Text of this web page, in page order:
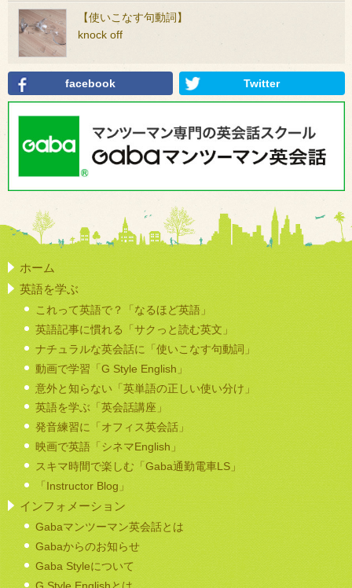
【使いこなす句動詞】
knock off
facebook Twitter
ホーム
英語を学ぶ
これって英語で？「なるほど英語」
英語記事に慣れる「サクっと読む英文」
ナチュラルな英会話に「使いこなす句動詞」
動画で学習「G Style English」
意外と知らない「英単語の正しい使い分け」
英語を学ぶ「英会話講座」
発音練習に「オフィス英会話」
映画で英語「シネマEnglish」
スキマ時間で楽しむ「Gaba通勤電車LS」
「Instructor Blog」
インフォメーション
Gabaマンツーマン英会話とは
Gabaからのお知らせ
Gaba Styleについて
G Style Englishとは